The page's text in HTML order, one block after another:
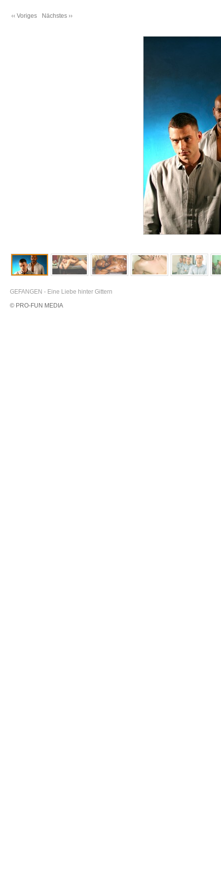
‹‹ Voriges Nächstes ››
GEFANGEN - Eine Liebe hinter Gittern
© PRO-FUN MEDIA